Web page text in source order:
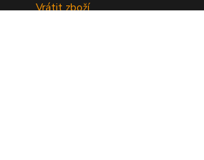
Vrátit zboží